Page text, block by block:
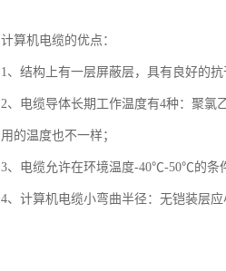
计算机电缆的优点：
1、结构上有一层屏蔽层，具有良好的抗
2、电缆导体长期工作温度有4种：聚
用的温度也不一样；
3、电缆允许在环境温度-40℃-50℃的条
4、计算机电缆小弯曲半径：无铠装层